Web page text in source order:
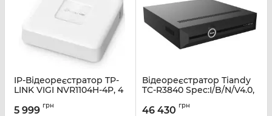
IP-Відеореєстратор TP-
LINK VIGI NVR1104H-4P, 4
H265+, 1xHDD, до 16 ТБ,
5 999 грн
Відеореєстратор Tiandy
TC-R3840 Spec:I/B/N/V4.0,
Артикул: TC-R3840
46 430 грн